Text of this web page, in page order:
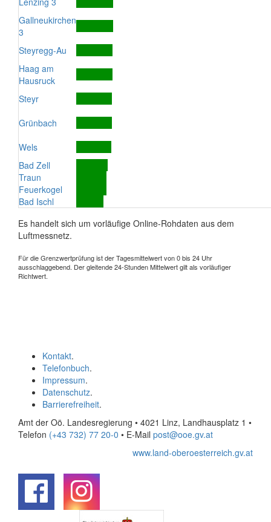
Gallneukirchen
3
Steyregg-Au
Haag am
Hausruck
Steyr
Grünbach
Wels
Bad Zell
Traun
Feuerkogel
Bad Ischl
Es handelt sich um vorläufige Online-Rohdaten aus dem
Luftmessnetz.
Für die Grenzwertprüfung ist der Tagesmittelwert von 0 bis 24 Uhr
ausschlaggebend. Der gleitende 24-Stunden Mittelwert gilt als vorläufiger
Richtwert.
Kontakt.
Telefonbuch.
Impressum.
Datenschutz.
Barrierefreiheit.
Amt der Oö. Landesregierung • 4021 Linz, Landhausplatz 1 •
Telefon (+43 732) 77 20-0 • E-Mail post@ooe.gv.at
www.land-oberoesterreich.gv.at